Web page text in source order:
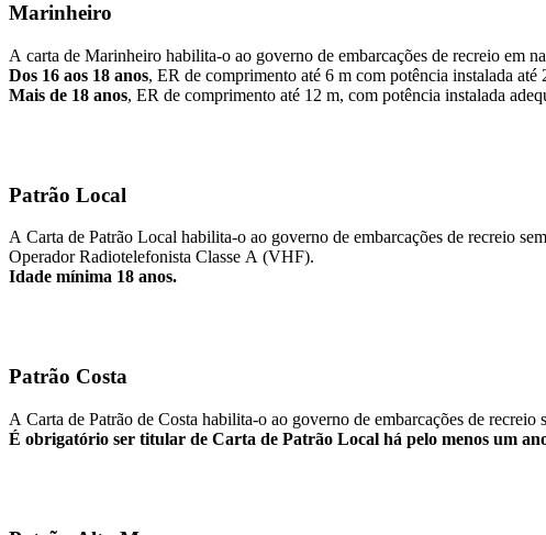
Marinheiro
A carta de Marinheiro habilita-o ao governo de embarcações de recreio em
Dos 16 aos 18 anos, ER de comprimento até 6 m com potência instalada
Mais de 18 anos, ER de comprimento até 12 m, com potência instalada
Patrão Local
A Carta de Patrão Local habilita-o ao governo de embarcações de recreio
Operador Radiotelefonista Classe A (VHF).
Idade mínima 18 anos.
Patrão Costa
A Carta de Patrão de Costa habilita-o ao governo de embarcações de
É obrigatório ser titular de Carta de Patrão Local há pelo menos um